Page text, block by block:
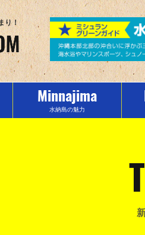
り！
Minnajima
水納島の魅力